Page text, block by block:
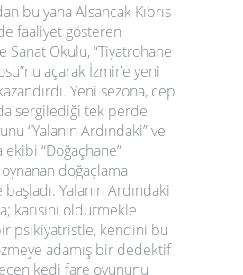
bu yana Alsancak Kıbrıs
faaliyet gösteren
Sanat Okulu, “Tiyatrohane
”nu açarak İzmir’e yeni
Yeni sezona, cep
sergilediği tek perde
“Yalanın Ardındaki” ve
“Doğaçhane”
doğaçlama
başladı. Yalanın Ardındaki
karısını öldürmekle
psikiyatristle, kendini bu
adamış bir dedektif
kedi fare oyununu